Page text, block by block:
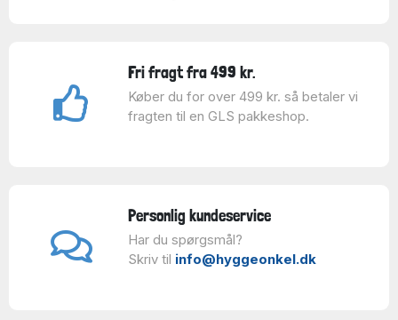
Fri fragt fra 499 kr.
Køber du for over 499 kr. så betaler vi
fragten til en GLS pakkeshop.
Personlig kundeservice
Har du spørgsmål?
Skriv til info@hyggeonkel.dk